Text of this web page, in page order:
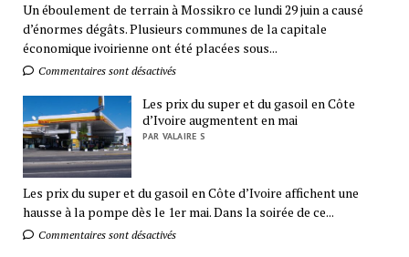
Un éboulement de terrain à Mossikro ce lundi 29 juin a causé
d’énormes dégâts. Plusieurs communes de la capitale
économique ivoirienne ont été placées sous...
Commentaires sont désactivés
Les prix du super et du gasoil en Côte
d’Ivoire augmentent en mai
PAR VALAIRE S
Les prix du super et du gasoil en Côte d’Ivoire affichent une
hausse à la pompe dès le 1er mai. Dans la soirée de ce...
Commentaires sont désactivés